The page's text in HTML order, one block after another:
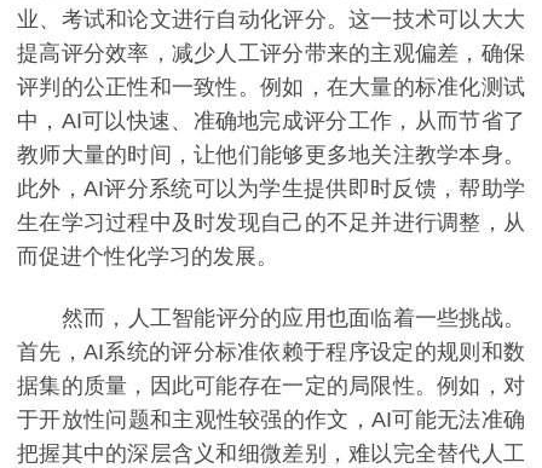
业、考试和论文进行自动化评分。这一技术可以大大
提高评分效率，减少人工评分带来的主观偏差，确保
评判的公正性和一致性。例如，在大量的标准化测试
中，AI可以快速、准确地完成评分工作，从而节省了
教师大量的时间，让他们能够更多地关注教学本身。
此外，AI评分系统可以为学生提供即时反馈，帮助学
生在学习过程中及时发现自己的不足并进行调整，从
而促进个性化学习的发展。
然而，人工智能评分的应用也面临着一些挑战。
首先，AI系统的评分标准依赖于程序设定的规则和数
据集的质量，因此可能存在一定的局限性。例如，对
于开放性问题和主观性较强的作文，AI可能无法准确
把握其中的深层含义和细微差别，难以完全替代人工